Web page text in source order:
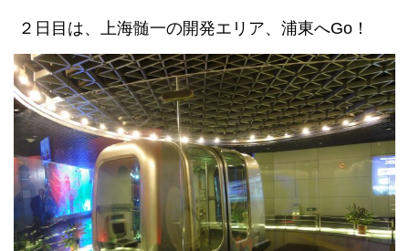
２日目は、上海髄一の開発エリア、浦東へGo！